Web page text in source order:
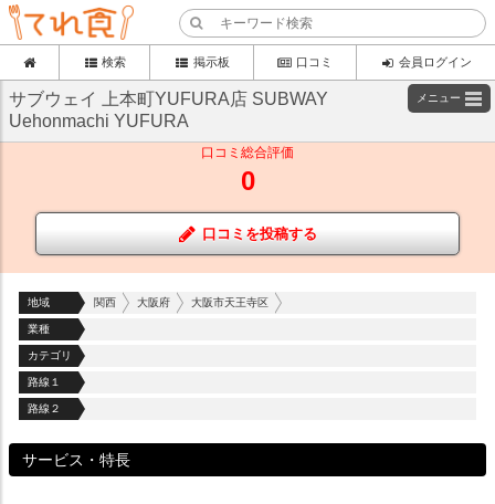
検索 掲示板 口コミ 会員ログイン
サブウェイ 上本町YUFURA店 SUBWAY
Uehonmachi YUFURA
メニュー
口コミ総合評価
0
口コミを投稿する
地域 関西 大阪府 大阪市天王寺区
業種
カテゴリ
路線１
路線２
サービス・特長